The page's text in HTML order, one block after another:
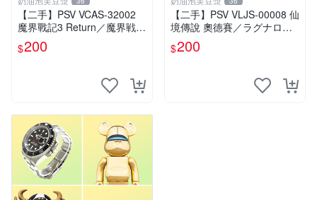
【二手】PSV VCAS-32002
魔界戰記3 Return／魔界戦記
ディスガイア3 Return／Disg
aea 3 Return
$200
【二手】PSV VLJS-00008 仙
境傳說 奧德賽／ラグナロク
オデッセイ／Ragnarok Ody
ssey
$200